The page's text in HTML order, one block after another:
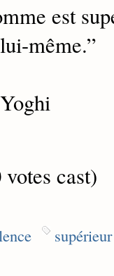
est
même.”
cast)
supérieur